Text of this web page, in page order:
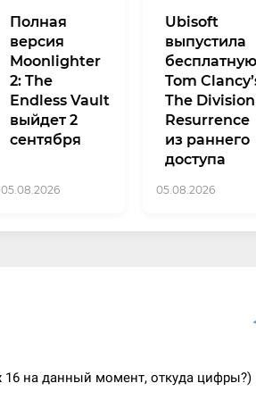
Полная
версия
Moonlighter
2: The
Endless Vault
выйдет 2
сентября
05.08.2026
Ubisoft
выпустила
бесплатную
Tom
The Division
Resurrence
из раннего
доступа
05.08.2026